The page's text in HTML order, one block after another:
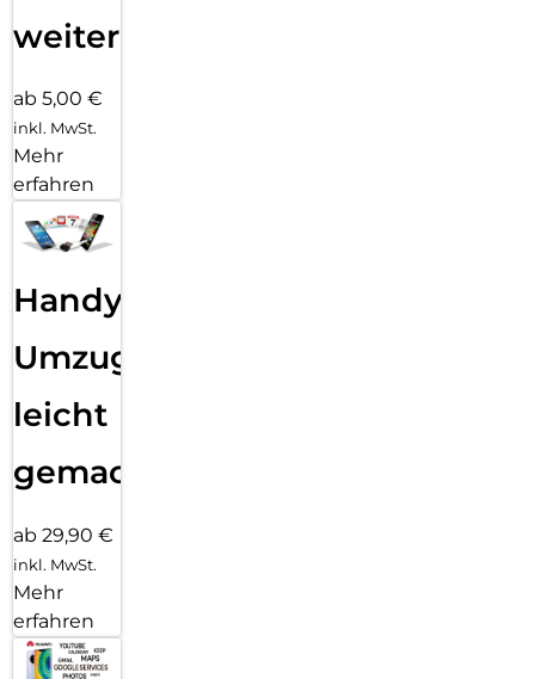
weiter
ab 5,00 €
inkl. MwSt.
Mehr
erfahren
Handy
Umzug
leicht
gemacht!
ab 29,90 €
inkl. MwSt.
Mehr
erfahren